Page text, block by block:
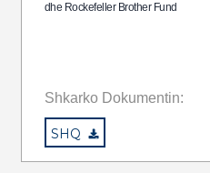
dhe Rockefeller Brother Fund
Shkarko Dokumentin:
SHQ